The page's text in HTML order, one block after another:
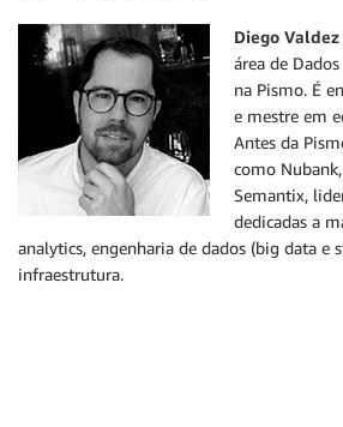
Diego
área de
na Pismo. É
e mestre em
Antes da
como
Semantix,
dedicadas a
analytics, engenharia de dados (big data e
infraestrutura.